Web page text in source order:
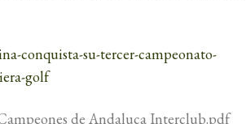
conquista-su-tercer-campeonato-
golf
de Andaluca Interclub.pdf